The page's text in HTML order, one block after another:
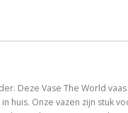
Deze Vase The World
huis. Onze vazen zijn stuk